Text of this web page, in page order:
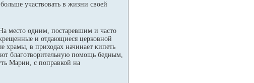
участвовать в жизни своей
место одним, постаревшим и часто
и отдающиеся церковной
храмы, в приходах начинает кипеть
благотворительную помощь бедным,
Марии, с поправкой на